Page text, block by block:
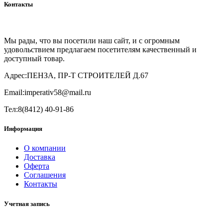
Контакты
Мы рады, что вы посетили наш сайт, и с огромным
удовольствием предлагаем посетителям качественный и
доступный товар.
Адрес:ПЕНЗА, ПР-Т СТРОИТЕЛЕЙ Д.67
Email:imperativ58@mail.ru
Тел:8(8412) 40-91-86
Информация
О компании
Доставка
Оферта
Соглашения
Контакты
Учетная запись